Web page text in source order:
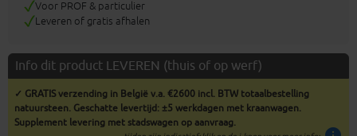
Voor PROF & particulier
Leveren of gratis afhalen
Info dit product LEVEREN (thuis of op werf)
✓ GRATIS verzending in België v.a. €2600 incl. BTW totaalbestelling
natuursteen. Geschatte levertijd: ±5 werkdagen met kraanwagen.
Supplement levering met stadswagen op aanvraag.